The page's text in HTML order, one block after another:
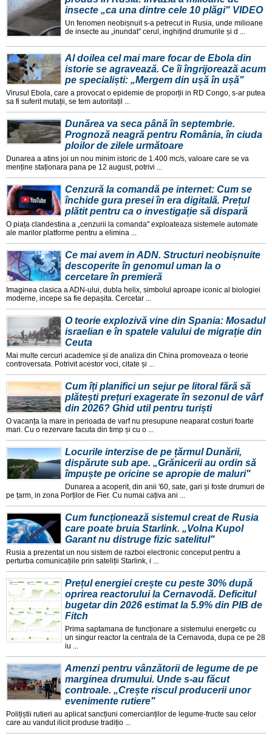
insecte „ca una dintre cele 10 plăgi" VIDEO
Un fenomen neobișnuit s-a petrecut in Rusia, unde milioane
de insecte au „inundat" cerul, inghițind drumurile și d ...
Al doilea cel mai mare focar de Ebola din
istorie se agravează. Ce îi îngrijorează acum
pe specialiști: „Mergem din ușă în ușă"
Virusul Ebola, care a provocat o epidemie de proporții in RD Congo, s-ar putea
sa fi suferit mutații, se tem autoritațil ...
Dunărea va seca până în septembrie.
Prognoză neagră pentru România, în ciuda
ploilor de zilele următoare
Dunarea a atins joi un nou minim istoric de 1.400 mc/s, valoare care se va
menține staționara pana pe 12 august, potrivi ...
Cenzură la comandă pe internet: Cum se
închide gura presei în era digitală. Prețul
plătit pentru ca o investigație să dispară
O piața clandestina a „cenzurii la comanda" exploateaza sistemele automate
ale marilor platforme pentru a elimina ...
Ce mai avem in ADN. Structuri neobișnuite
descoperite în genomul uman la o
cercetare în premieră
Imaginea clasica a ADN-ului, dubla helix, simbolul aproape iconic al biologiei
moderne, incepe sa fie depașita. Cercetar ...
O teorie explozivă vine din Spania: Mosadul
israelian e în spatele valului de migrație din
Ceuta
Mai multe cercuri academice și de analiza din China promoveaza o teorie
controversata. Potrivit acestor voci, citate și ...
Cum îți planifici un sejur pe litoral fără să
plătești prețuri exagerate în sezonul de vârf
din 2026? Ghid util pentru turiști
O vacanța la mare in perioada de varf nu presupune neaparat costuri foarte
mari. Cu o rezervare facuta din timp și cu o ...
Locurile interzise de pe țărmul Dunării,
dispărute sub ape. „Grănicerii au ordin să
împuște pe oricine se apropie de maluri"
Dunarea a acoperit, din anii '60, sate, gari și foste drumuri de
pe țarm, in zona Porților de Fier. Cu numai cațiva ani ...
Cum funcționează sistemul creat de Rusia
care poate bruia Starlink. „Volna Kupol
Garant nu distruge fizic satelitul"
Rusia a prezentat un nou sistem de razboi electronic conceput pentru a
perturba comunicațiile prin sateliții Starlink, i ...
Prețul energiei crește cu peste 30% după
oprirea reactorului la Cernavodă. Deficitul
bugetar din 2026 estimat la 5.9% din PIB de
Fitch
Prima saptamana de funcționare a sistemului energetic cu
un singur reactor la centrala de la Cernavoda, dupa ce pe 28
iu ...
Amenzi pentru vânzătorii de legume de pe
marginea drumului. Unde s-au făcut
controale. „Crește riscul producerii unor
evenimente rutiere"
Polițiștii rutieri au aplicat sancțiuni comercianților de legume-fructe sau celor
care au vandut ilicit produse tradițio ...